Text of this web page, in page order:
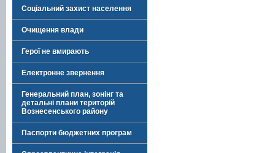
Соціальний захист населення
Очищення влади
Герої не вмирають
Електронне звернення
Генеральний план, зонінг та
детальні плани територій
Вознесенського району
Паспорти бюджетних програм